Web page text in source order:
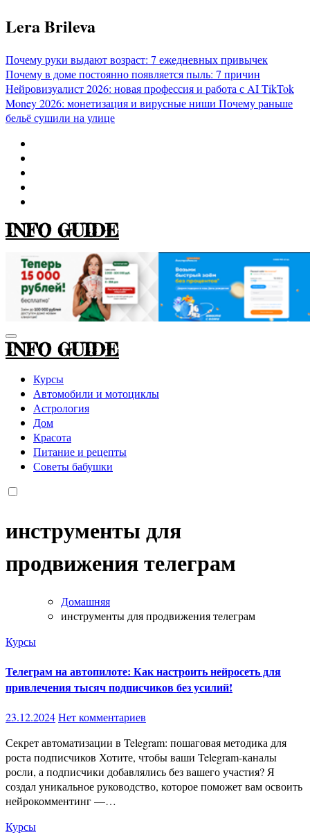
Перейти
к
Lera Brileva
Почему руки выдают возраст: 7 ежедневных привычек
Почему в доме постоянно появляется пыль: 7 причин
Нейровизуалист 2026: новая профессия и работа с AITikTok
Money 2026: монетизация и вирусные ниши Почему раньше
бельё сушили на улице
INFO GUIDE
INFO GUIDE
Курсы
Автомобили и мотоциклы
Астрология
Дом
Красота
Питание и рецепты
Советы бабушки
инструменты для
продвижения телеграм
Домашняя
инструменты для продвижения телеграм
Курсы
Телеграм на автопилоте: Как настроить нейросеть для
привлечения тысяч подписчиков без усилий!
23.12.2024Нет комментариев
Секрет автоматизации в Telegram: пошаговая методика для
роста подписчиков Хотите, чтобы ваши Telegram-каналы
росли, а подписчики добавлялись без вашего участия? Я
создал уникальное руководство, которое поможет вам освоить
нейрокомментинг —…
Курсы